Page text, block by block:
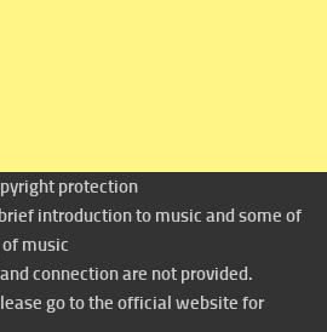
protection
introduction to music and some of
music
connection are not provided.
go to the official website for